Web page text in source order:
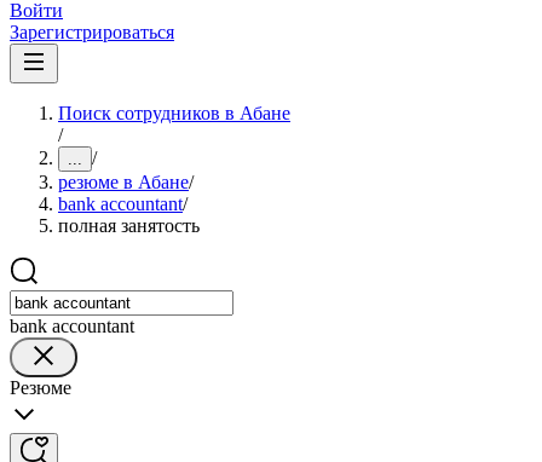
Войти
Зарегистрироваться
Поиск сотрудников в Абане
/
... /
резюме в Абане/
bank accountant/
полная занятость
bank accountant
Резюме